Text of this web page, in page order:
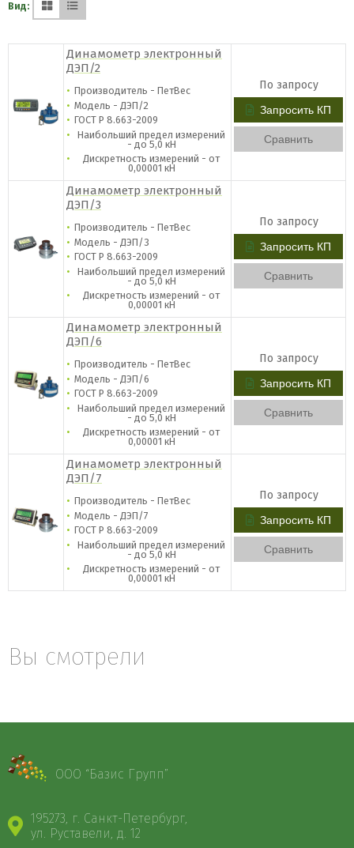
Вид:
Динамометр электронный
ДЭП/2
Производитель - ПетВес
Модель - ДЭП/2
ГОСТ Р 8.663-2009
Наибольший предел измерений
- до 5,0 кН
Дискретность измерений - от
0,00001 кН
По запросу
Запросить КП
Сравнить
Динамометр электронный
ДЭП/3
Производитель - ПетВес
Модель - ДЭП/3
ГОСТ Р 8.663-2009
Наибольший предел измерений
- до 5,0 кН
Дискретность измерений - от
0,00001 кН
По запросу
Запросить КП
Сравнить
Динамометр электронный
ДЭП/6
Производитель - ПетВес
Модель - ДЭП/6
ГОСТ Р 8.663-2009
Наибольший предел измерений
- до 5,0 кН
Дискретность измерений - от
0,00001 кН
По запросу
Запросить КП
Сравнить
Динамометр электронный
ДЭП/7
Производитель - ПетВес
Модель - ДЭП/7
ГОСТ Р 8.663-2009
Наибольший предел измерений
- до 5,0 кН
Дискретность измерений - от
0,00001 кН
По запросу
Запросить КП
Сравнить
Вы смотрели
ООО “Базис Групп”
195273, г. Санкт-Петербург,
ул. Руставели, д. 12